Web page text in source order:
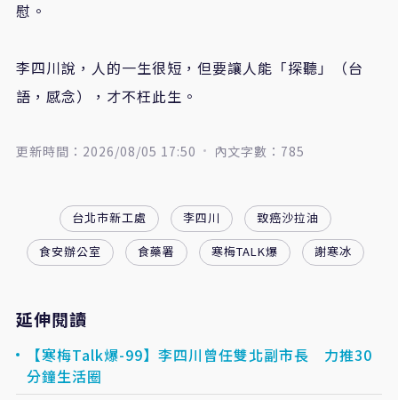
慰。
李四川說，人的一生很短，但要讓人能「探聽」（台
語，感念），才不枉此生。
更新時間：2026/08/05 17:50 內文字數：785
台北市新工處 李四川
致癌沙拉油
食安辦公室
食藥署 寒梅TALK爆 謝寒冰
延伸閱讀
【寒梅Talk爆-99】李四川曾任雙北副市長 力推30
分鐘生活圈